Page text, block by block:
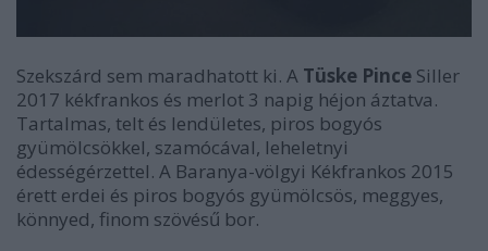
Szekszárd sem maradhatott ki. A Tüske Pince Siller
2017 kékfrankos és merlot 3 napig héjon áztatva.
Tartalmas, telt és lendületes, piros bogyós
gyümölcsökkel, szamócával, leheletnyi
édességérzettel. A Baranya-völgyi Kékfrankos 2015
érett erdei és piros bogyós gyümölcsös, meggyes,
könnyed, finom szövésű bor.